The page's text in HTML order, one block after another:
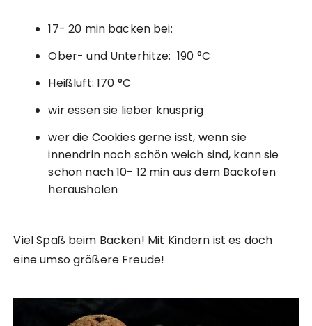
17- 20 min backen bei:
Ober- und Unterhitze: 190 °C
Heißluft: 170 °C
wir essen sie lieber knusprig
wer die Cookies gerne isst, wenn sie
innendrin noch schön weich sind, kann sie
schon nach 10- 12 min aus dem Backofen
herausholen
Viel Spaß beim Backen! Mit Kindern ist es doch
eine umso größere Freude!